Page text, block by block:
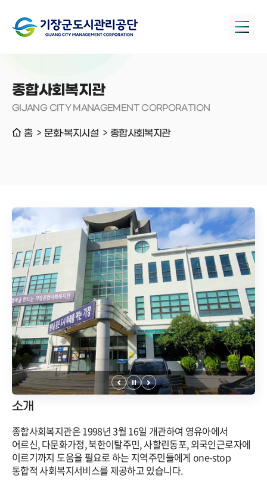
종합사회복지관
GIJANG CITY MANAGEMENT CORPORATION
홈 문화·복지시설 종합사회복지관
소개
종합사회복지관은 1998년 3월 16일 개관하여 영유아에서
어르신, 다문화가정, 북한이탈주민, 사할린동포, 외국인근로자에
이르기까지 도움을 필요로 하는 지역주민들에게 one-stop
통합적 사회복지서비스를 제공하고 있습니다.